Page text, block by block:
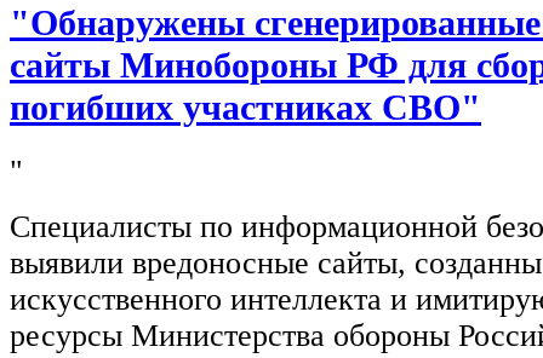
"Обнаружены
сайты Минобороны РФ для
погибших участниках СВО"
"
Специалисты по информационной
выявили вредоносные сайты,
искусственного интеллекта и
ресурсы Министерства обороны